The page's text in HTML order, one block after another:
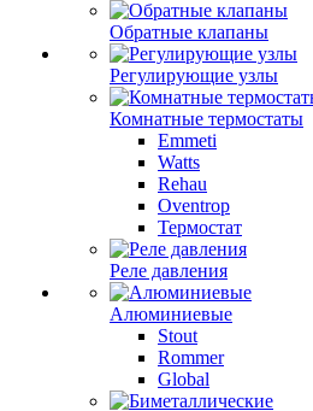
Обратные клапаны
Регулирующие узлы
Комнатные термостаты
Emmeti
Watts
Rehau
Oventrop
Термостат
Реле давления
Алюминиевые
Stout
Rommer
Global